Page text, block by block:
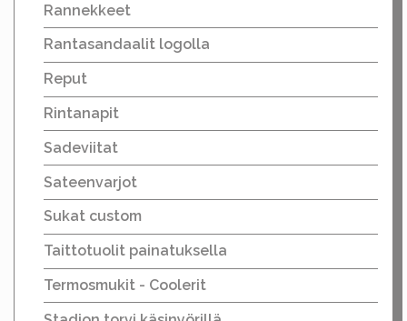
Rannekkeet
Rantasandaalit logolla
Reput
Rintanapit
Sadeviitat
Sateenvarjot
Sukat custom
Taittotuolit painatuksella
Termosmukit - Coolerit